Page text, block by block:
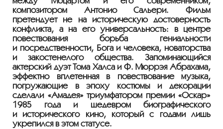
композитором Антонио Сальери. Фильм
претендует не на историческую достоверность
конфликта, а на его универсальность: в центре
повествования борьба гениальности
и посредственности, Бога и человека, новаторства
и закостенелого общества. Запоминающийся
актерский дуэт Тома Халса и Ф. Мюррэя Абрахама,
эффектно вплетенная в повествование музыка,
погружающие в эпоху костюмы и декорации
сделали «Амадея» триумфатором премии «Оскар»
1985 года и шедевром биографического
и исторического кино, который с годами лишь
укрепился в этом статусе.